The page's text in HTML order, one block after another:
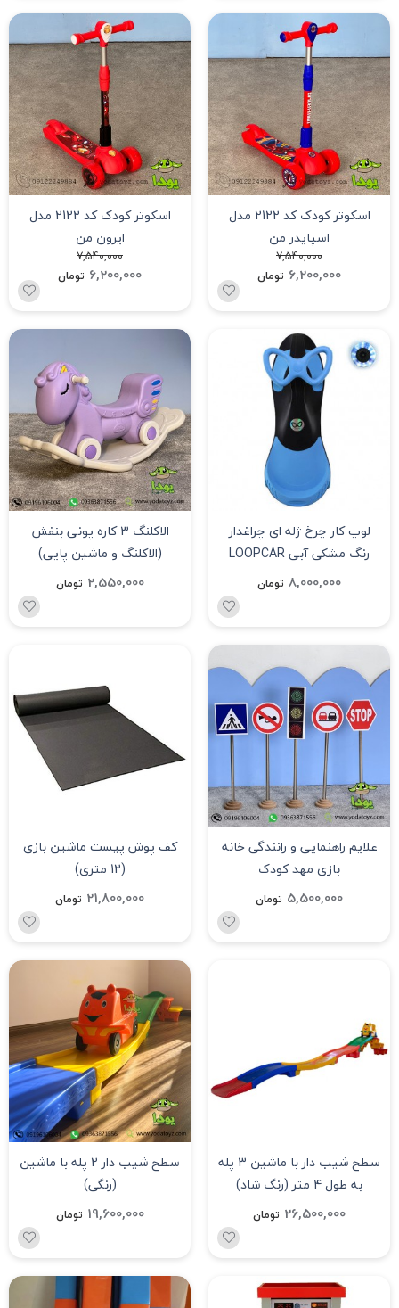
اسکوتر کودک کد 2122 مدل
اسپایدر من
7,540,000
6,200,000 تومان
اسکوتر کودک کد 2122 مدل
ایرون من
7,540,000
6,200,000 تومان
لوپ کار چرخ ژله ای چراغدار
رنگ مشکی آبی LOOPCAR
8,000,000 تومان
الاکلنگ 3 کاره پونی بنفش
(الاکلنگ و ماشین پایی)
2,550,000 تومان
علایم راهنمایی و رانندگی خانه
بازی مهد کودک
5,500,000 تومان
کف پوش پیست ماشین بازی
(12 متری)
21,800,000 تومان
سطح شیب دار با ماشین 3 پله
به طول 4 متر (رنگ شاد)
26,500,000 تومان
سطح شیب دار 2 پله با ماشین
(رنگی)
19,600,000 تومان